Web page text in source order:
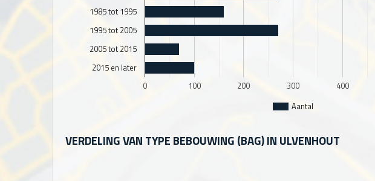
Aantal
0 100 200 300 400
1985 tot 1995
1995 tot 2005
2005 tot 2015
2015 en later
VERDELING VAN TYPE BEBOUWING (BAG) IN ULVENHOUT